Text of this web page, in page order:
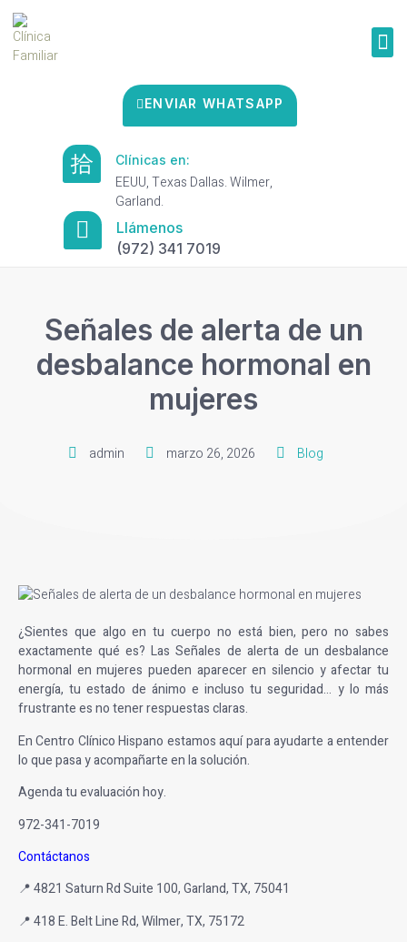
ENVIAR WHATSAPP
Clínicas en:
EEUU, Texas Dallas. Wilmer,
Garland.
Llámenos
(972) 341 7019
Señales de alerta de un
desbalance hormonal en
mujeres
admin marzo 26, 2026 Blog
¿Sientes que algo en tu cuerpo no está bien, pero no sabes
exactamente qué es? LasSeñales de alerta de un desbalance
hormonal en mujeres pueden aparecer en silencio y afectar tu
energía, tu estado de ánimo e incluso tu seguridad… y lo más
frustrante es no tener respuestas claras.
En Centro Clínico Hispano estamos aquí para ayudarte a entender
lo que pasa y acompañarte en la solución.
Agenda tu evaluación hoy.
972-341-7019
Contáctanos
📍 4821 Saturn Rd Suite 100, Garland, TX, 75041
📍 418 E. Belt Line Rd, Wilmer, TX, 75172